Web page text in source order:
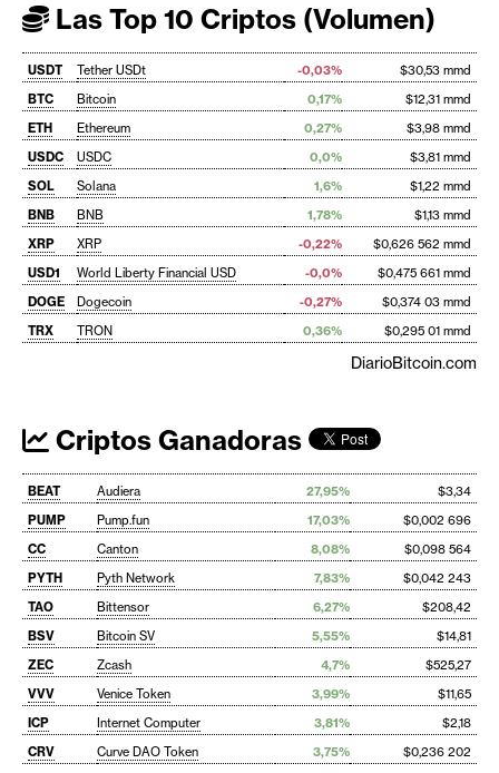
Las Top 10 Criptos (Volumen)
USDT Tether USDt -0,03%
$30,53 mmd
BTC
Bitcoin 0,17%
$12,31 mmd
ETH
Ethereum 0,27%
$3,98 mmd
USDC
USDC 0,0%
$3,81 mmd
SOL
Solana 1,6%
$1,22 mmd
BNB
BNB 1,78%
$1,13 mmd
XRP
XRP -0,22%
$0,626 562 mmd
USD1
World Liberty Financial USD -0,0%
$0,475 661 mmd
DOGE
Dogecoin -0,27%
$0,374 03 mmd
TRX
TRON 0,36% $0,295 01 mmd
DiarioBitcoin.com
Criptos Ganadoras
BEAT Audiera 27,95%
$3,34
PUMP
Pump.fun 17,03%
$0,002 696
CC
Canton 8,08%
$0,098 564
PYTH
Pyth Network 7,83%
$0,042 243
TAO
Bittensor 6,27%
$208,42
BSV
Bitcoin SV 5,55%
$14,81
ZEC
Zcash 4,7%
$525,27
VVV
Venice Token 3,99%
$11,65
ICP
Internet Computer 3,81%
$2,18
CRV
Curve DAO Token 3,75% $0,236 202